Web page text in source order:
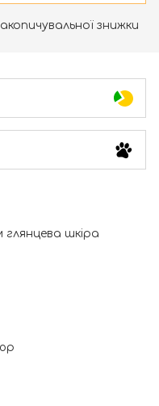
знижки
глянцева шкіра